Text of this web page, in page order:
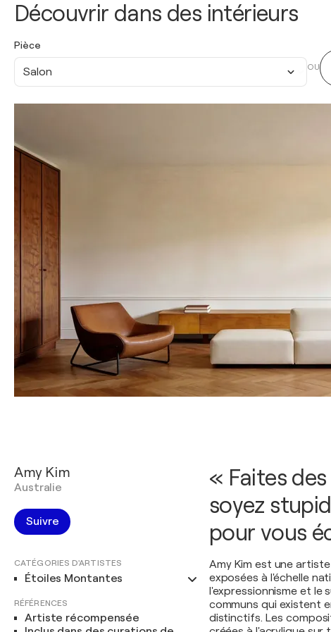
Découvrir dans des intérieurs
Pièce
Salon OU
Amy Kim
Australie
Suivre
CATÉGORIES D'ARTISTES
Étoiles Montantes
RÉFÉRENCES
Artiste récompensée
« Faites
soyez
pour vous
Amy Kim est une
exposées à l'échelle
l'expressionnisme et le
communs qui existent
distinctifs. Les